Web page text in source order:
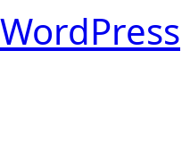
WordPress